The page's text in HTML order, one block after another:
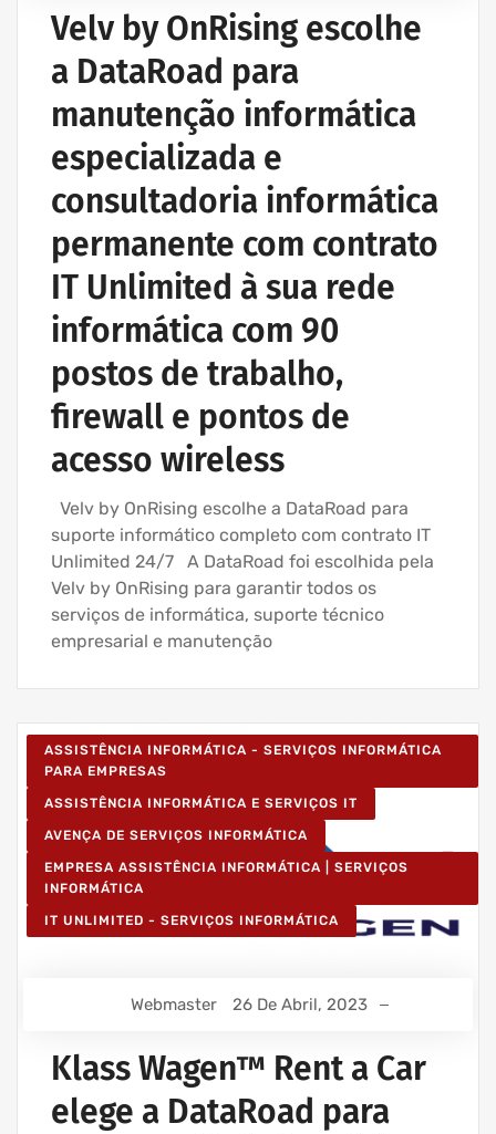
Velv by OnRising escolhe
a DataRoad para
manutenção informática
especializada e
consultadoria informática
permanente com contrato
IT Unlimited à sua rede
informática com 90
postos de trabalho,
firewall e pontos de
acesso wireless
Velv by OnRising escolhe a DataRoad para
suporte informático completo com contrato IT
Unlimited 24/7 A DataRoad foi escolhida pela
Velv by OnRising para garantir todos os
serviços de informática, suporte técnico
empresarial e manutenção
ASSISTÊNCIA INFORMÁTICA - SERVIÇOS INFORMÁTICA
PARA EMPRESAS
ASSISTÊNCIA INFORMÁTICA E SERVIÇOS IT
AVENÇA DE SERVIÇOS INFORMÁTICA
EMPRESA ASSISTÊNCIA INFORMÁTICA | SERVIÇOS
INFORMÁTICA
IT UNLIMITED - SERVIÇOS INFORMÁTICA
Webmaster 26 De Abril, 2023
Klass Wagen™ Rent a Car
elege a DataRoad para